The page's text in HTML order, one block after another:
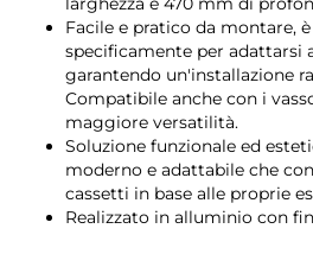
Facile e pratico da montare,
specificamente per adattarsi
garantendo un'installazione
Compatibile anche con i
maggiore versatilità.
Soluzione funzionale ed
moderno e adattabile che
cassetti in base alle proprie
Realizzato in alluminio con